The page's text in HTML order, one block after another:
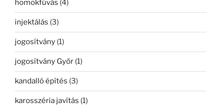
homokfúvás (4)
injektálás (3)
jogosítvány (1)
jogosítvány Győr (1)
kandalló építés (3)
karosszéria javítás (1)